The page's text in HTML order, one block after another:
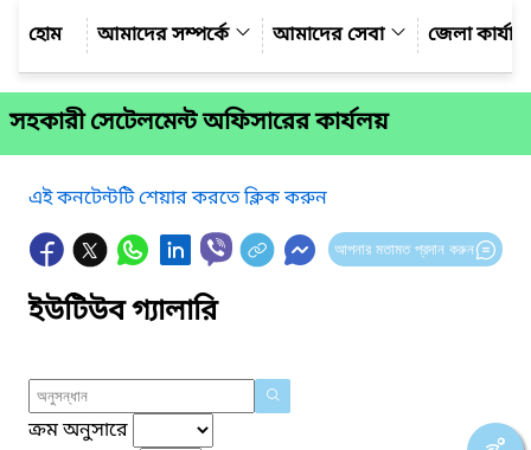
আমাদের সম্পর্কে
আমাদের সেবা জেলা
সহকারী সেটেলমেন্ট অফিসারের কার্যলয়
এই কনটেন্টটি শেয়ার করতে ক্লিক করুন
আপনার মতামত প্রদান করুন
ইউটিউব গ্যালারি
ক্রম অনুসারে